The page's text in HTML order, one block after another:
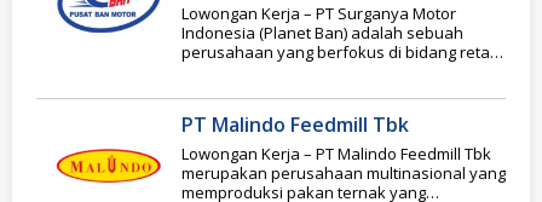
Lowongan Kerja – PT Surganya Motor
Indonesia (Planet Ban) adalah sebuah
perusahaan yang berfokus di bidang retail
PT Malindo Feedmill Tbk
Lowongan Kerja – PT Malindo Feedmill Tbk
merupakan perusahaan multinasional yang
memproduksi pakan ternak yang